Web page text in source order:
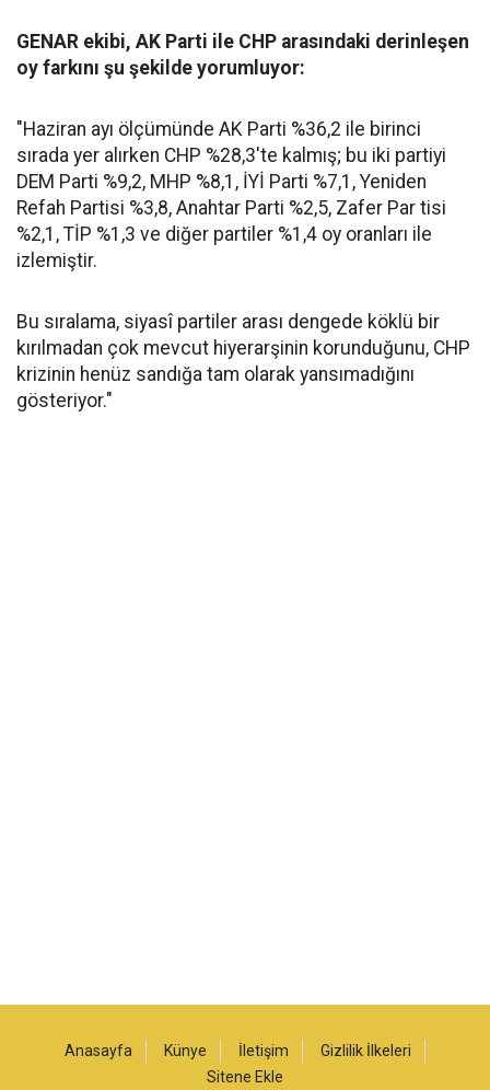
GENAR ekibi, AK Parti ile CHP arasındaki derinleşen
oy farkını şu şekilde yorumluyor:
"Haziran ayı ölçümünde AK Parti %36,2 ile birinci
sırada yer alırken CHP %28,3'te kalmış; bu iki partiyi
DEM Parti %9,2, MHP %8,1, İYİ Parti %7,1, Yeniden
Refah Partisi %3,8, Anahtar Parti %2,5, Zafer Par tisi
%2,1, TİP %1,3 ve diğer partiler %1,4 oy oranları ile
izlemiştir.
Bu sıralama, siyasî partiler arası dengede köklü bir
kırılmadan çok mevcut hiyerarşinin korunduğunu, CHP
krizinin henüz sandığa tam olarak yansımadığını
gösteriyor."
Anasayfa Künye İletişim
Gizlilik İlkeleri
Sitene Ekle